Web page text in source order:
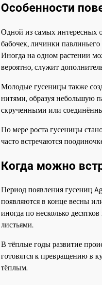
Особенности
Одной из самых интересных
бабочек, личинки
Иногда на одном растении
вероятно, служит
Молодые гусеницы также
нитями, образуя небольшую
скрученными или
По мере роста гусеницы
часто встречаются
Когда можно
Период появления гусениц
появляются в конце весны
иногда по несколько
листьями.
В тёплые годы развитие
готовятся к превращению в
тёплым.